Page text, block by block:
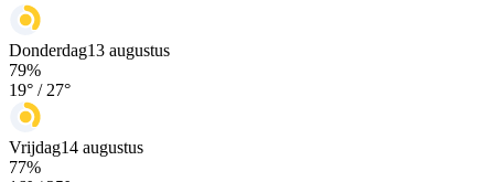
Donderdag13 augustus
79%
19° / 27°
Vrijdag14 augustus
77%